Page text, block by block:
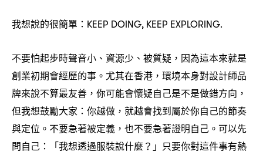
我想說的很簡單 ：KEEP DOING, KEEP EXPLORING.
不要怕起步時聲音小、資源少、被質疑 ， 因為這本來就是
創業初期會經歷的事。尤其在香港 ， 環境本身對設計師品
牌來說不算最友善 ， 你可能會懷疑自己是不是做錯方向 ，
但我想鼓勵大家 ： 你越做 ， 就越會找到屬於你自己的節奏
與定位。不要急著被定義 ， 也不要急著證明自己。可以先
問自己 ： 「我想透過服裝說什麼 ？ 」只要你對這件事有熱